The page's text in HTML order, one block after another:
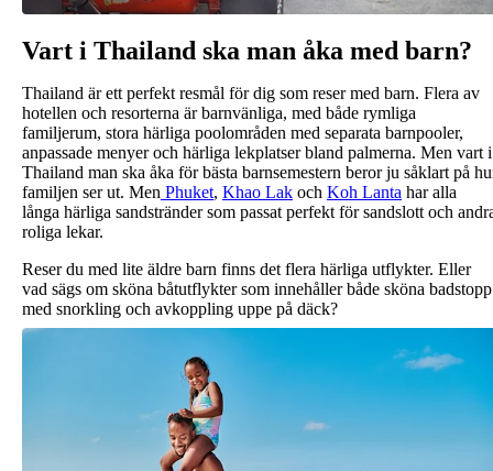
Vart i Thailand ska man åka med barn?
Thailand är ett perfekt resmål för dig som reser med barn. Flera av
hotellen och resorterna är barnvänliga, med både rymliga
familjerum, stora härliga poolområden med separata barnpooler,
anpassade menyer och härliga lekplatser bland palmerna. Men vart i
Thailand man ska åka för bästa barnsemestern beror ju såklart på
familjen ser ut. Men Phuket, Khao Lak och Koh Lanta har alla
långa härliga sandstränder som passat perfekt för sandslott och
roliga lekar.
Reser du med lite äldre barn finns det flera härliga utflykter. Eller
vad sägs om sköna båtutflykter som innehåller både sköna badstopp
med snorkling och avkoppling uppe på däck?